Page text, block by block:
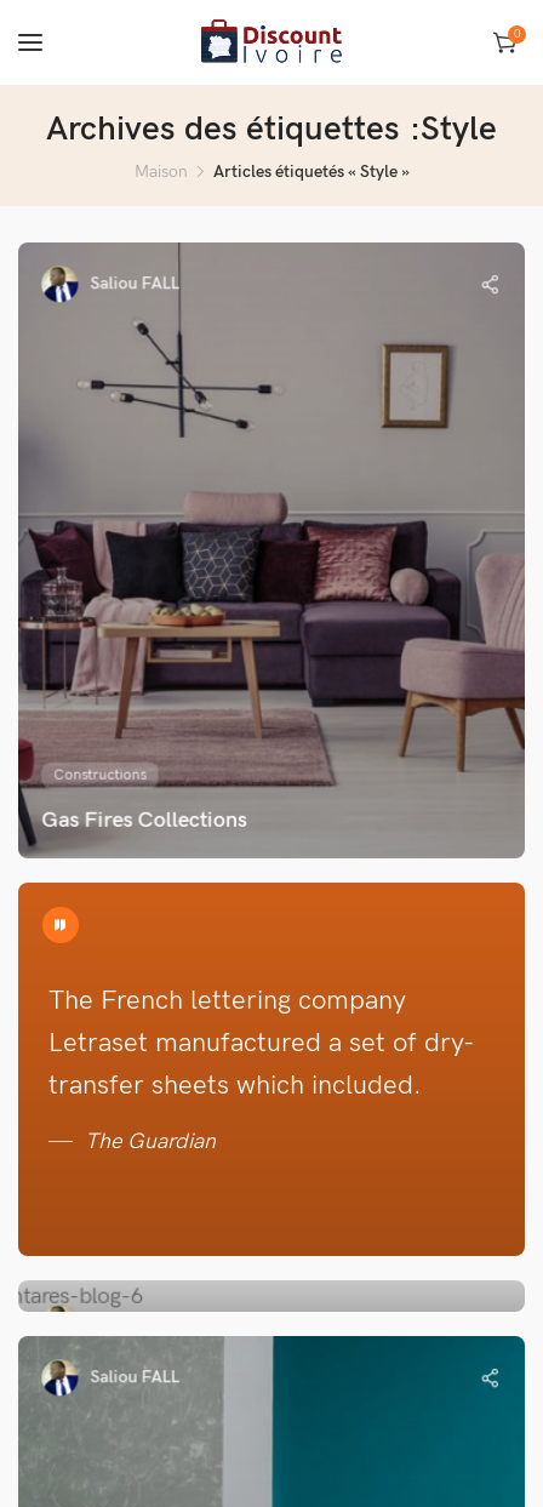
0
Archives des étiquettes :Style
Maison Articles étiquetés « Style »
Saliou FALL
Constructions
Gas Fires Collections
The French lettering company
Letraset manufactured a set of dry-
transfer sheets which included.
The Guardian
Outdoor
Antares at Maison & Paris
Saliou FALL